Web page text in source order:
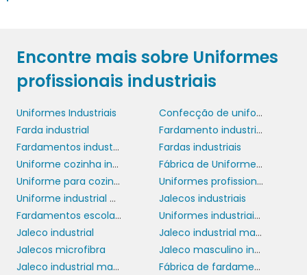
Encontre mais sobre Uniformes
profissionais industriais
Uniformes Industriais
Confecção de uniformes industriais
Farda industrial
Fardamento industrial
Fardamentos industriais
Fardas industriais
Uniforme cozinha industrial
Fábrica de Uniformes Industriais
Uniforme para cozinha industrial
Uniformes profissionais industriais
Uniforme industrial preço
Jalecos industriais
Fardamentos escolares
Uniformes industriais personalizados
Jaleco industrial
Jaleco industrial masculino
Jalecos microfibra
Jaleco masculino industrial
Jaleco industrial manga longa
Fábrica de fardamentos